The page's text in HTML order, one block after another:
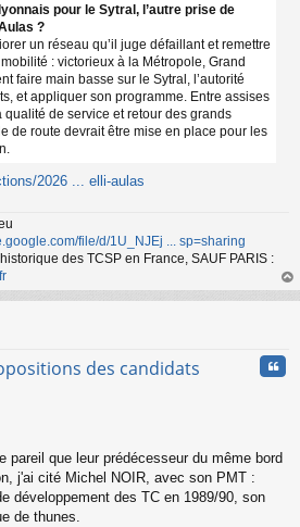
pour le Sytral, l’autre prise de
?
un réseau qu’il juge défaillant et remettre
: victorieux à la Métropole, Grand
faire main basse sur le Sytral, l’autorité
et appliquer son programme. Entre assises
qualité de service et retour des grands
de route devrait être mise en place pour les
2026 ... elli-aulas
file/d/1U_NJEj ... sp=sharing
des TCSP en France, SAUF PARIS :
au
des candidats
que leur prédécesseur du même bord
j'ai cité Michel NOIR, avec son PMT :
développement des TC en 1989/90, son
de thunes.